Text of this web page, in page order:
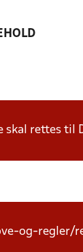
skal rettes til
og-regler/